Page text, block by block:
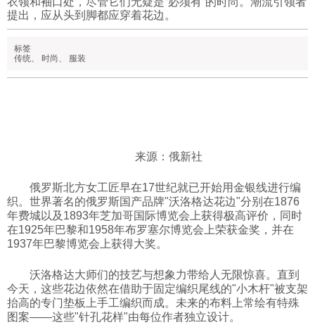
军事
社会
历史
提出，应从头到脚都应穿着花边。
标签
传统、 时尚、 服装
来源：俄新社
俄罗斯北方女工匠早在17世纪就已开始用金银线进行编
织。世界著名的俄罗斯国产品牌"沃洛格达花边"分别在1876
年费城以及1893年芝加哥国际博览会上获得极高评价，同时
在1925年巴黎和1958年布罗塞尔博览会上荣获金奖，并在
1937年巴黎博览会上获得大奖。
沃洛格达大师们的技艺与想象力带给人无限惊喜。直到
今天，这些花边依然在借助于固定编织尾线的"小木杆"被支架
抬高的专门垫板上手工编织而成。未来的布料上常绘有特殊
图案——这些"针孔花样"由每位作者独立设计。